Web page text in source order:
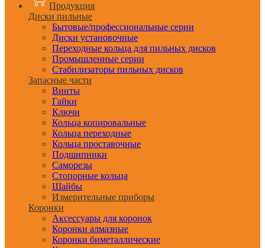
Продукция
Диски пильные
Бытовые/профессиональные серии
Диски установочные
Переходные кольца для пильных дисков
Промышленные серии
Стабилизаторы пильных дисков
Запасные части
Винты
Гайки
Ключи
Кольца копировальные
Кольца переходные
Кольца проставочные
Подшипники
Саморезы
Стопорные кольца
Шайбы
Измерительные приборы
Коронки
Аксессуары для коронок
Коронки алмазные
Коронки биметаллические